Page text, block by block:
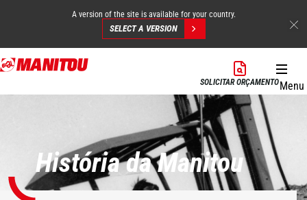
Skip
to
A version of the site is available for your country.
SELECT A VERSION
SOLICITAR ORÇAMENTOMenu
História da Manitou